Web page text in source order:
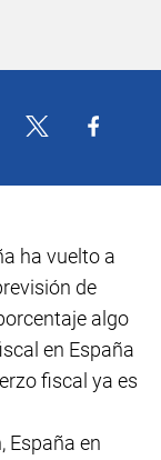
ha vuelto a
de
algo
en España
fiscal ya es
España en